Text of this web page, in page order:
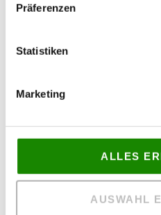
Präferenzen
Statistiken
Marketing
ALLES
AUSWAHL